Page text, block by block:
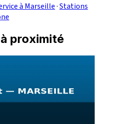
à Marseille·Stations
proximité